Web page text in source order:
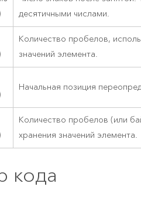
десятичными числами.
Количество пробелов,
значений элемента.
Начальная позиция
Количество пробелов (или
хранения значений элемента.
кода